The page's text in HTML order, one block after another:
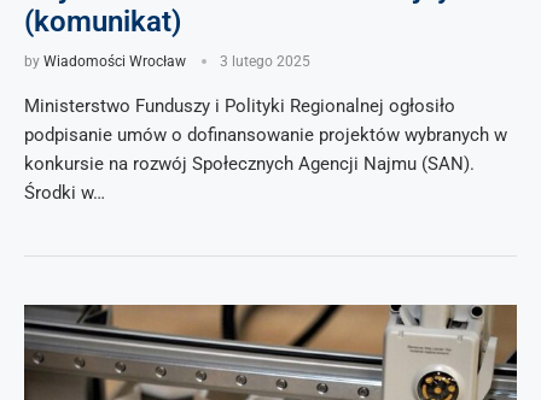
(komunikat)
by Wiadomości Wrocław 3 lutego 2025
Ministerstwo Funduszy i Polityki Regionalnej ogłosiło
podpisanie umów o dofinansowanie projektów wybranych w
konkursie na rozwój Społecznych Agencji Najmu (SAN).
Środki w…